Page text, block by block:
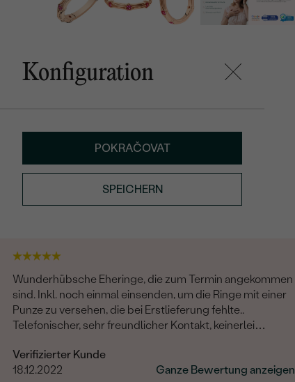
Konfiguration
POKRAČOVAT
SPEICHERN
Wunderhübsche Eheringe, die zum Termin angekommen
sind. Inkl. noch einmal einsenden, um die Ringe mit einer
Punze zu versehen, die bei Erstlieferung fehlte..
Telefonischer, sehr freundlicher Kontakt, keinerlei
Hochzeit rundum gelungen, das Brautpaar glücklich.
Vielen lieben Dank auch noch Mal an dieser Stelle.
Verifizierter Kunde
18.12.2022
Ganze Bewertung anzeigen